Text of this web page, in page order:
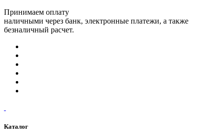
Принимаем оплату
наличными через банк, электронные платежи, а также
безналичный расчет.
Каталог